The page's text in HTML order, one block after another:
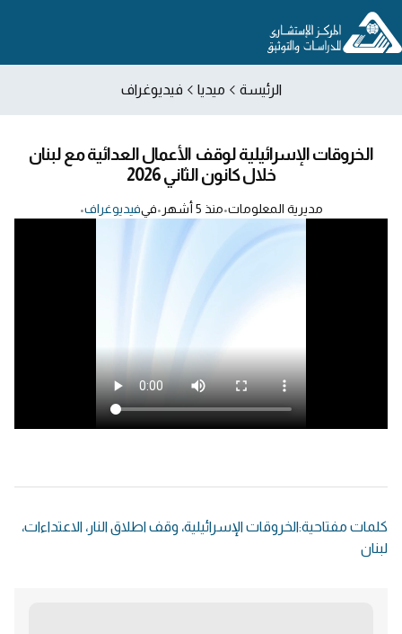
الرئيسة ميديا فيديوغراف
الخروقات الإسرائيلية لوقف الأعمال العدائية مع لبنان
خلال كانون الثاني 2026
مديرية المعلومات•منذ 5 أشهر •فيفيديوغراف•
كلمات مفتاحية:الخروقات الإسرائيلية، وقف اطلاق النار، الاعتداءات،
لبنان